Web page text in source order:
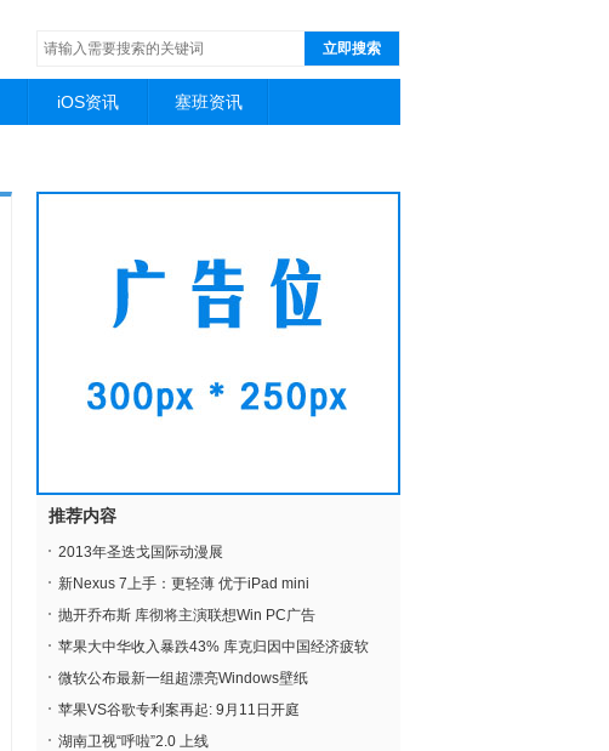
立即搜索
iOS资讯 塞班资讯
推荐内容
2013年圣迭戈国际动漫展
新Nexus 7上手：更轻薄 优于iPad mini
抛开乔布斯 库彻将主演联想Win PC广告
苹果大中华收入暴跌43% 库克归因中国经济疲软
微软公布最新一组超漂亮Windows壁纸
苹果VS谷歌专利案再起: 9月11日开庭
湖南卫视“呼啦”2.0 上线